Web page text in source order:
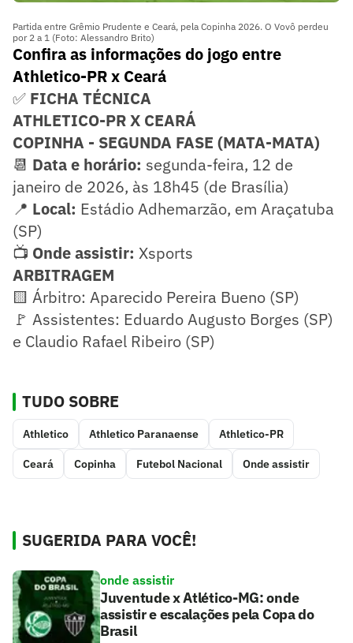
Partida entre Grêmio Prudente e Ceará, pela Copinha 2026. O Vovô perdeu
por 2 a 1 (Foto: Alessandro Brito)
Confira as informações do jogo entre
Athletico-PR x Ceará
✅ FICHA TÉCNICA
ATHLETICO-PR X CEARÁ
COPINHA - SEGUNDA FASE (MATA-MATA)
📆 Data e horário: segunda-feira, 12 de
janeiro de 2026, às 18h45 (de Brasília)
📍 Local: Estádio Adhemarzão, em Araçatuba
(SP)
📺 Onde assistir: Xsports
ARBITRAGEM
🟨 Árbitro: Aparecido Pereira Bueno (SP)
🚩 Assistentes: Eduardo Augusto Borges (SP)
e Claudio Rafael Ribeiro (SP)
TUDO SOBRE
Athletico Athletico Paranaense Athletico-PR
Ceará Copinha Futebol Nacional Onde assistir
SUGERIDA PARA VOCÊ!
onde assistir
Juventude x Atlético-MG: onde
assistir e escalações pela Copa do
Brasil